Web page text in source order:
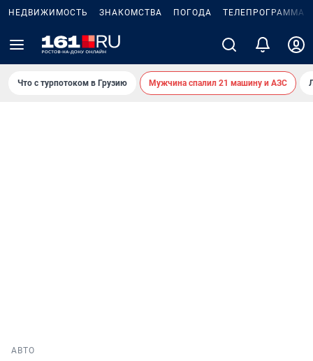
НЕДВИЖИМОСТЬ ЗНАКОМСТВА ПОГОДА ТЕЛЕПРОГРАММА
Что с турпотоком в Грузию Мужчина спалил 21 машину и АЗС
АВТО